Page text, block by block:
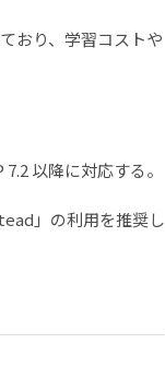
おり、学習コストや
以降に対応する。
」の利用を推奨し